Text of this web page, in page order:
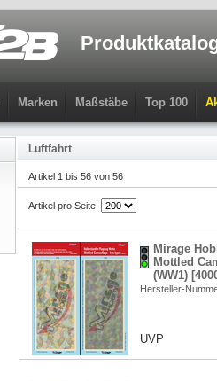
Marken Maßstäbe Top 100
Luftfahrt
Artikel 1 bis 56 von 56
Artikel pro Seite:
Mirage
Mottled
(WW1)
Hersteller-
UVP